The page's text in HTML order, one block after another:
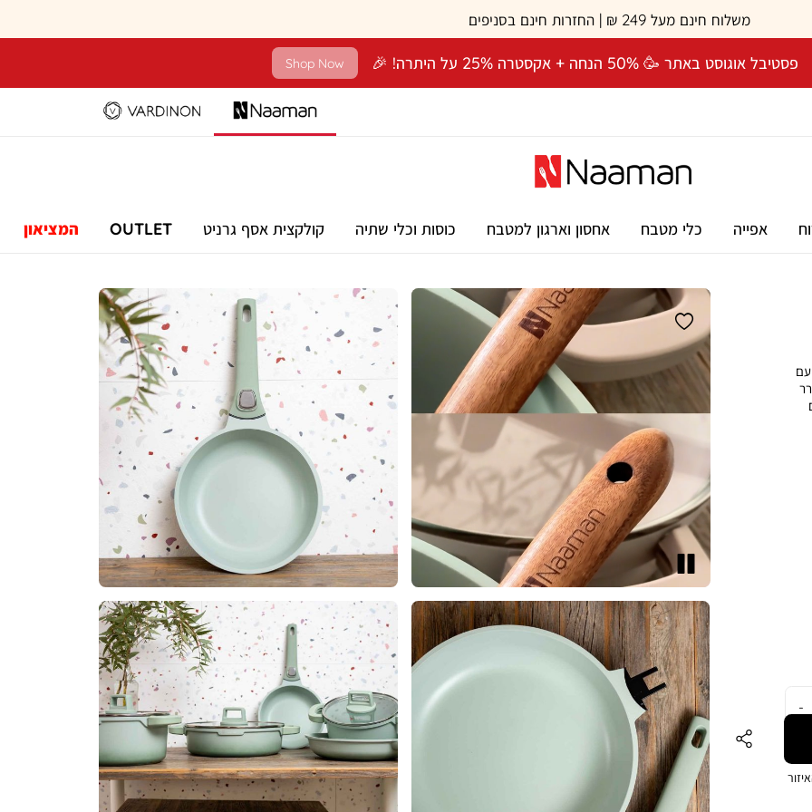
משלוח חינם מעל 249 ₪ | החזרות חינם בסניפים
פסטיבל אוגוסט באתר 🥳 50% הנחה + אקסטרה 25% על היתרה! 🎉 Shop Now
אפייה כלי מטבח אחסון וארגון למטבח כוסות וכלי שתיה קולקצית אסף גרניט OUTLET המציאון
עם
עצור